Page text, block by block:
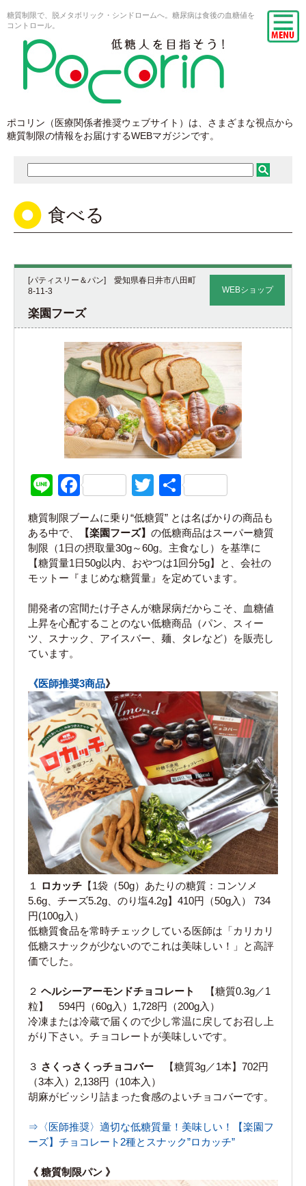
糖質制限で、脱メタボリック・シンドロームへ。糖尿病は食後の血糖値を
コントロール。
ポコリン（医療関係者推奨ウェブサイト）は、さまざまな視点から
糖質制限の情報をお届けするWEBマガジンです。
食べる
WEBショップ
[パティスリー＆パン] 愛知県春日井市八田町
8-11-3
楽園フーズ
LineFacebookTwitter
共
有
糖質制限ブームに乗り“低糖質” とは名ばかりの商品も
ある中で、
【楽園フーズ】 の低糖商品はスーパー糖質
制限（1日の摂取量30g～60g。主食なし）を基準に
【糖質量1日50g以内、おやつは1回分5g】と、会社の
モットー『まじめな糖質量』を定めています。
開発者の宮間たけ子さんが糖尿病だからこそ、血糖値
上昇を心配することのない低糖商品（パン、スィー
ツ、スナック、アイスバー、麺、タレなど）を販売し
ています。
《医師推奨3商品》
１ ロカッチ 【1袋（50g）あたりの糖質：コンソメ
5.6g、チーズ5.2g、のり塩4.2g】410円（50g入） 734
円(100g入）
低糖質食品を常時チェックしている医師は「カリカリ
低糖スナックが少ないのでこれは美味しい！」と高評
価でした。
２ ヘルシーアーモンドチョコレート
【糖質0.3g／1
粒】 594円（60g入）1,728円（200g入）
冷凍または冷蔵で届くので少し常温に戻してお召し上
がり下さい。チョコレートが美味しいです。
３ さくっさくっチョコバー 【糖質3g／1本】702円
（3本入）2,138円（10本入）
胡麻がビッシリ詰まった食感のよいチョコバーです。
⇒〈医師推奨〉適切な低糖質量！美味しい！【楽園フ
ーズ】チョコレート2種とスナック”ロカッチ”
《 糖質制限パン 》